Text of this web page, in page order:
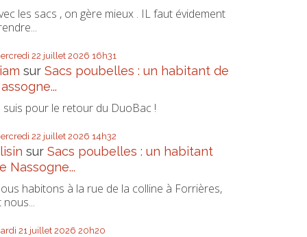
les sacs , on gère mieux . IL faut évidement
22 juillet 2026 16h31
surSacs poubelles : un habitant de
suis pour le retour du DuoBac !
22 juillet 2026 14h32
surSacs poubelles : un habitant
Nassogne...
habitons à la rue de la colline à Forrières,
nous...
21 juillet 2026 20h20